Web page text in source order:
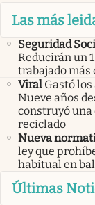
Las más
Seguridad
Reducirán un
trabajado más
Viral Gastó
Nueve años
construyó una
reciclado
Nueva
ley que
habitual en
Últimas